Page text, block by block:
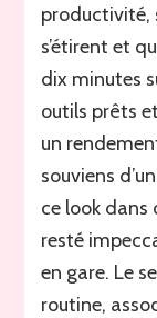
productivité,
s’étirent et
dix minutes
outils prêts
un
souviens
ce look dans
resté
en gare. Le
routine,